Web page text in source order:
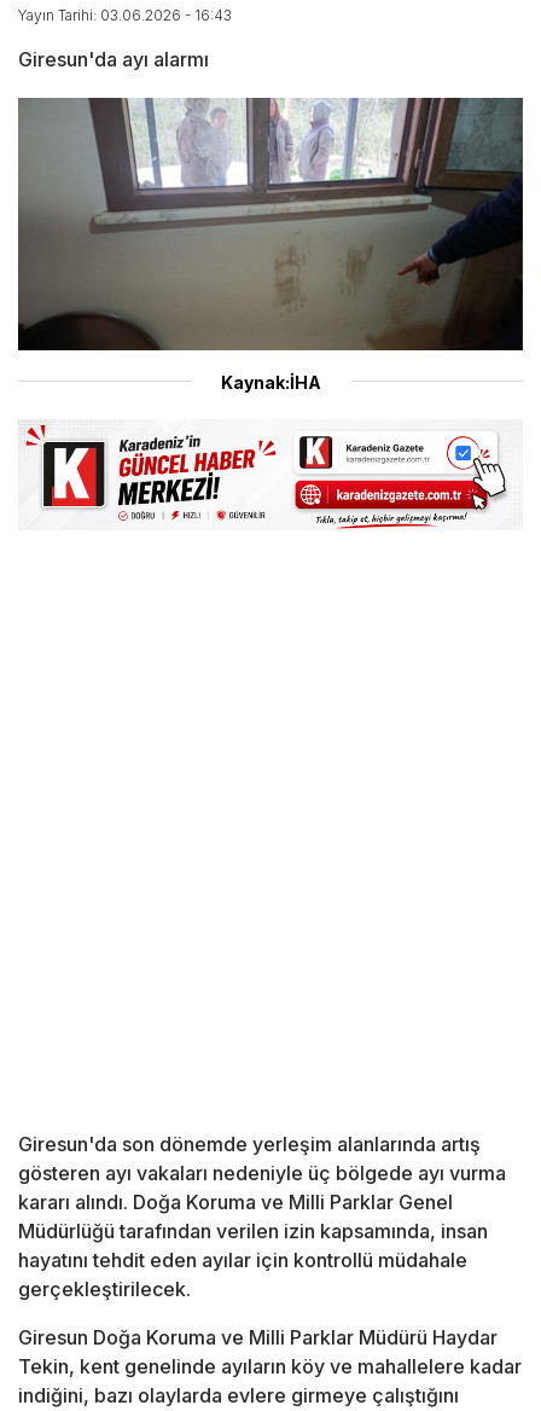
Yayın Tarihi: 03.06.2026 - 16:43
Giresun'da ayı alarmı
Kaynak:İHA
Giresun'da son dönemde yerleşim alanlarında artış
gösteren ayı vakaları nedeniyle üç bölgede ayı vurma
kararı alındı. Doğa Koruma ve Milli Parklar Genel
Müdürlüğü tarafından verilen izin kapsamında, insan
hayatını tehdit eden ayılar için kontrollü müdahale
gerçekleştirilecek.
Giresun Doğa Koruma ve Milli Parklar Müdürü Haydar
Tekin, kent genelinde ayıların köy ve mahallelere kadar
indiğini, bazı olaylarda evlere girmeye çalıştığını